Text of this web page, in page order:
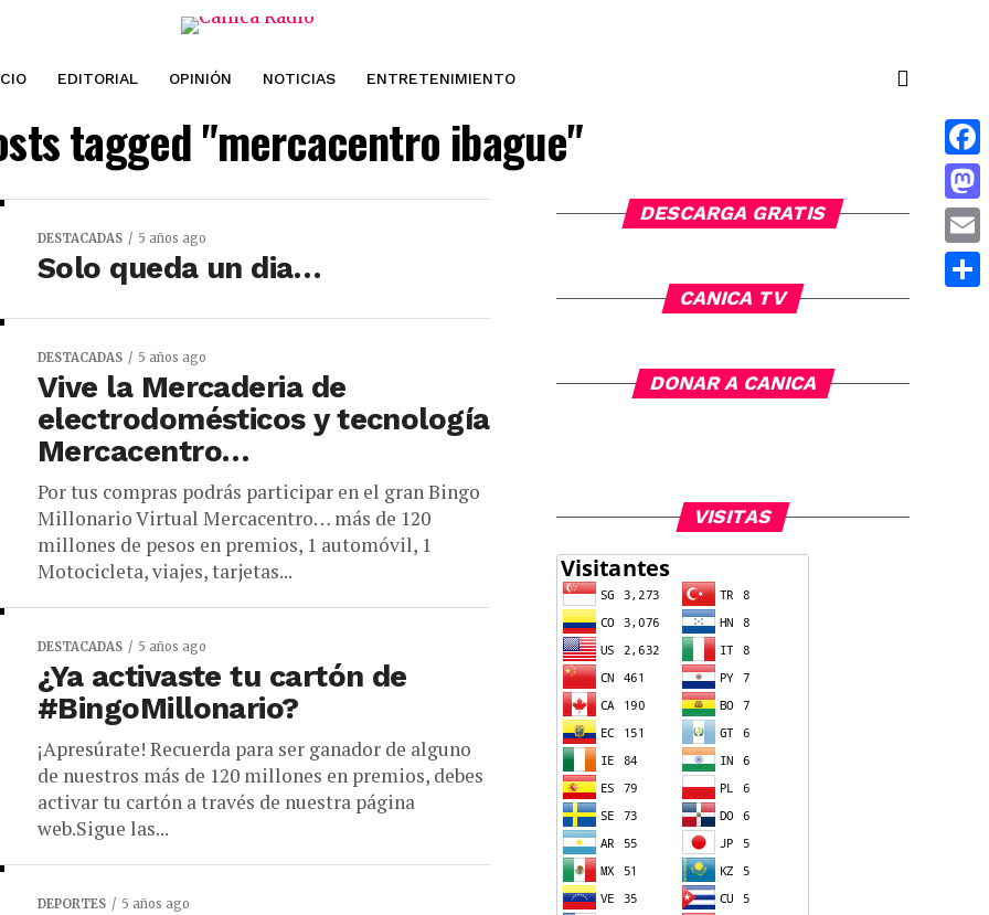
EDITORIAL OPINIÓN NOTICIAS ENTRETENIMIENTO
tagged "mercacentro ibague"
DESTACADAS 5 años ago
Solo queda un dia…
DESTACADAS 5 años ago
Vive la Mercaderia de
electrodomésticos y tecnología
Mercacentro…
Por tus compras podrás participar en el gran Bingo
Millonario Virtual Mercacentro… más de 120
millones de pesos en premios, 1 automóvil, 1
Motocicleta, viajes, tarjetas...
DESTACADAS 5 años ago
¿Ya activaste tu cartón de
#BingoMillonario?
¡Apresúrate! Recuerda para ser ganador de alguno
de nuestros más de 120 millones en premios, debes
activar tu cartón a través de nuestra página
web.Sigue las...
DEPORTES 5 años ago
DESCARGA GRATIS
CANICA TV
DONAR A CANICA
VISITAS